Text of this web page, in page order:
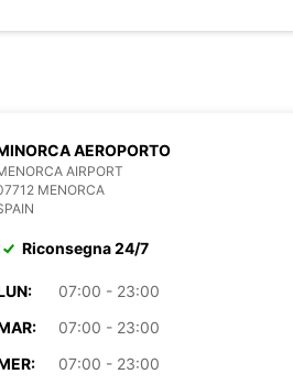
AEROPORTO
AIRPORT
MENORCA
Riconsegna 24/7
07:00 - 23:00
07:00 - 23:00
07:00 - 23:00